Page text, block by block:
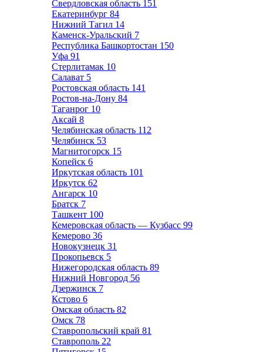
Свердловская область 151
Екатеринбург 84
Нижний Тагил 14
Каменск-Уральский 7
Республика Башкортостан 150
Уфа 91
Стерлитамак 10
Салават 5
Ростовская область 141
Ростов-на-Дону 84
Таганрог 10
Аксай 8
Челябинская область 112
Челябинск 53
Магнитогорск 15
Копейск 6
Иркутская область 101
Иркутск 62
Ангарск 10
Братск 7
Ташкент 100
Кемеровская область — Кузбасс 99
Кемерово 36
Новокузнецк 31
Прокопьевск 5
Нижегородская область 89
Нижний Новгород 56
Дзержинск 7
Кстово 6
Омская область 82
Омск 78
Ставропольский край 81
Ставрополь 22